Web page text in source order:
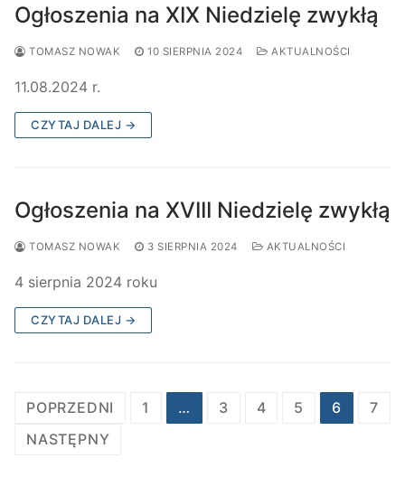
Ogłoszenia na XIX Niedzielę zwykłą
TOMASZ NOWAK 10 SIERPNIA 2024 AKTUALNOŚCI
11.08.2024 r.
CZYTAJ DALEJ →
Ogłoszenia na XVIII Niedzielę zwykłą
TOMASZ NOWAK 3 SIERPNIA 2024 AKTUALNOŚCI
4 sierpnia 2024 roku
CZYTAJ DALEJ →
Stronicowanie
wpisów
POPRZEDNI 1 … 3 4 5 6
7
NASTĘPNY